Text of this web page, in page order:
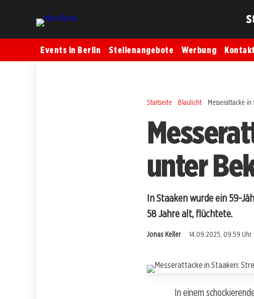
Events in Berlin Stellenangebote Werbung Kontakt
Startseite Blaulicht Messerattacke
unter
In Staaken wurde ein 59-
58 Jahre alt, flüchtete.
Jonas Keller 14.09.2025, 09:59 Uhr
In einem